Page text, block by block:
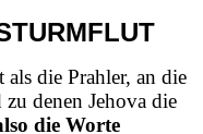
die Prahler, an die
denen Jehova die
die Worte